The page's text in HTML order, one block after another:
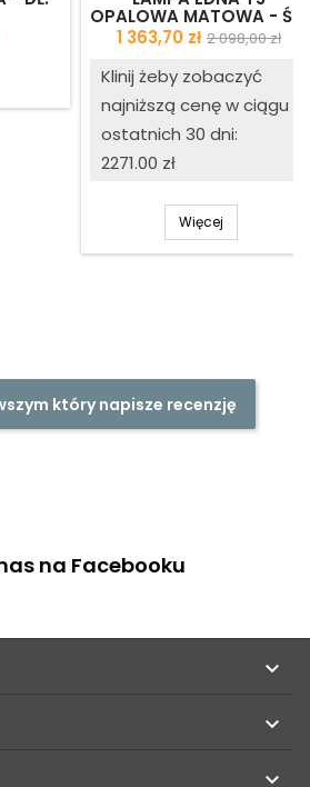
OPALOWA MATOWA - ŚR.
490 MM
Cena
1 363,70 zł Cena
2 098,00 zł
Klinij żeby zobaczyć
najniższą cenę w ciągu
ostatnich 30 dni:
2271.00 zł
Więcej
który napisze recenzję
na Facebooku


